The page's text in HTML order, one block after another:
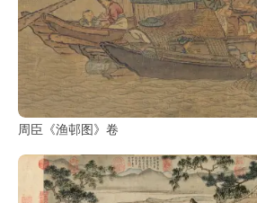
周臣《渔邨图》卷